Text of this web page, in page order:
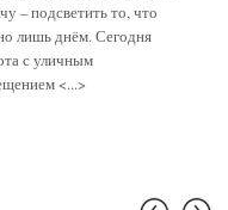
– подсветить то, что
лишь днём. Сегодня
с уличным
<...>